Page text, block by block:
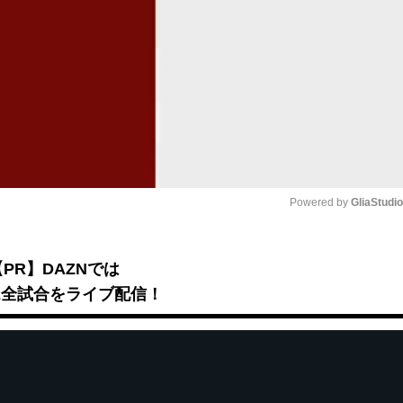
Powered by
PR】DAZNでは
試合をライブ配信！